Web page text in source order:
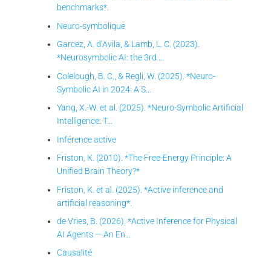
benchmarks*.
Neuro-symbolique
Garcez, A. d’Avila, & Lamb, L. C. (2023).
*Neurosymbolic AI: the 3rd …
Colelough, B. C., & Regli, W. (2025). *Neuro-
Symbolic AI in 2024: A S…
Yang, X.-W. et al. (2025). *Neuro-Symbolic Artificial
Intelligence: T…
Inférence active
Friston, K. (2010). *The Free-Energy Principle: A
Unified Brain Theory?*
Friston, K. et al. (2025). *Active inference and
artificial reasoning*.
de Vries, B. (2026). *Active Inference for Physical
AI Agents — An En…
Causalité